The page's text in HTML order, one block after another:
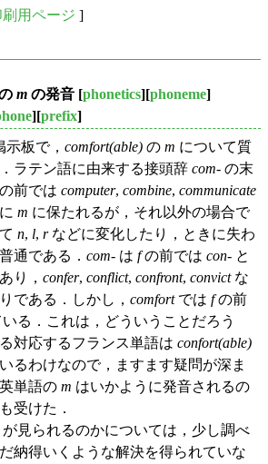
刷用ページ ]
m の発音 [phonetics][phoneme]
][prefix]
板で， comfort(able) の m について質
ラテン語に由来する接頭辞 com- の末
の前では computer, combine, communicate
m に保たれるが，それ以外の場合で
n, l, rなどに変化したり，ときに失わ
通である． com- は fの前では con- と
り， confer, conflict, confront, convictな
である．しかし， comfortでは fの前
る．これは，どういうことだろう
対応するフランス単語は confort(able)
るわけなので，ますます疑問が深ま
単語の m はいかように発音されるの
受けた．
が見られるのかについては，少し調べ
納得いくような解決を得られていな